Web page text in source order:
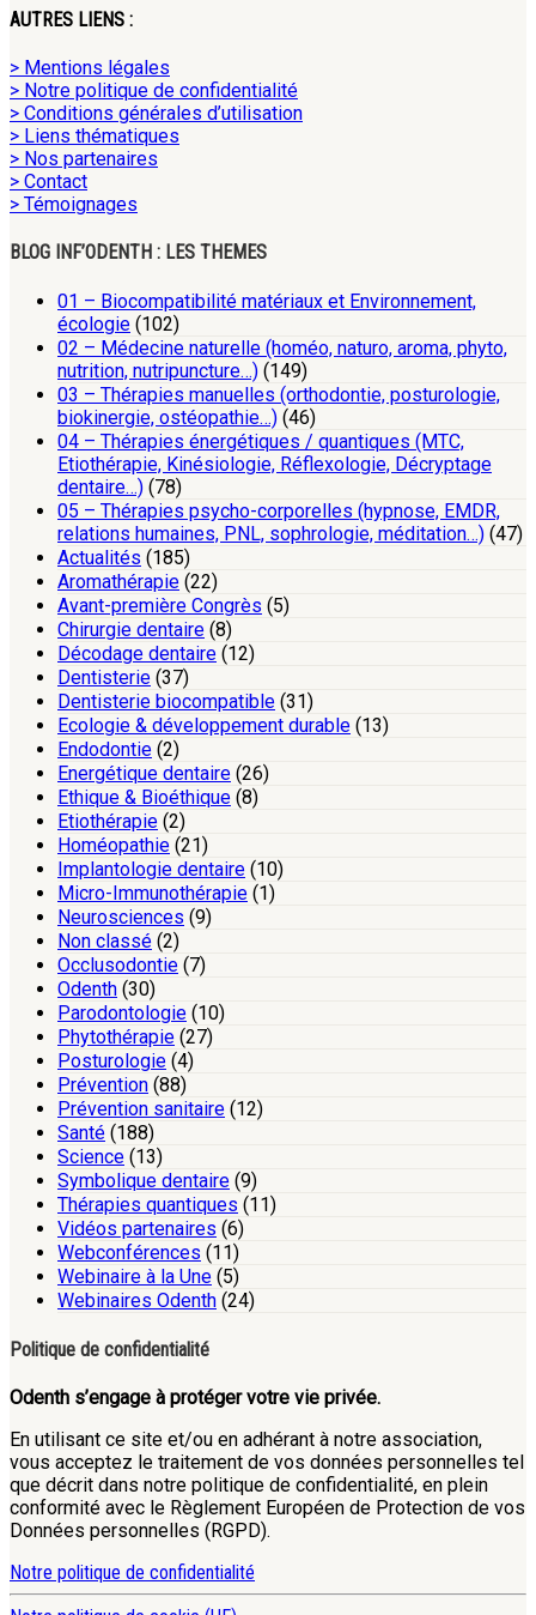
AUTRES LIENS :
> Mentions légales
> Notre politique de confidentialité
> Conditions générales d’utilisation
> Liens thématiques
> Nos partenaires
> Contact
> Témoignages
BLOG INF’ODENTH : LES THEMES
01 – Biocompatibilité matériaux et Environnement,
écologie (102)
02 – Médecine naturelle (homéo, naturo, aroma, phyto,
nutrition, nutripuncture…) (149)
03 – Thérapies manuelles (orthodontie, posturologie,
biokinergie, ostéopathie…) (46)
04 – Thérapies énergétiques / quantiques (MTC,
Etiothérapie, Kinésiologie, Réflexologie, Décryptage
dentaire…) (78)
05 – Thérapies psycho-corporelles (hypnose, EMDR,
relations humaines, PNL, sophrologie, méditation…) (47)
Actualités (185)
Aromathérapie (22)
Avant-première Congrès (5)
Chirurgie dentaire (8)
Décodage dentaire (12)
Dentisterie (37)
Dentisterie biocompatible (31)
Ecologie & développement durable (13)
Endodontie (2)
Energétique dentaire (26)
Ethique & Bioéthique (8)
Etiothérapie (2)
Homéopathie (21)
Implantologie dentaire (10)
Micro-Immunothérapie (1)
Neurosciences (9)
Non classé (2)
Occlusodontie (7)
Odenth (30)
Parodontologie (10)
Phytothérapie (27)
Posturologie (4)
Prévention (88)
Prévention sanitaire (12)
Santé (188)
Science (13)
Symbolique dentaire (9)
Thérapies quantiques (11)
Vidéos partenaires (6)
Webconférences (11)
Webinaire à la Une (5)
Webinaires Odenth (24)
Politique de confidentialité
Odenth s’engage à protéger votre vie privée.
En utilisant ce site et/ou en adhérant à notre association,
vous acceptez le traitement de vos données personnelles tel
que décrit dans notre politique de confidentialité, en plein
conformité avec le Règlement Européen de Protection de vos
Données personnelles (RGPD).
Notre politique de confidentialité